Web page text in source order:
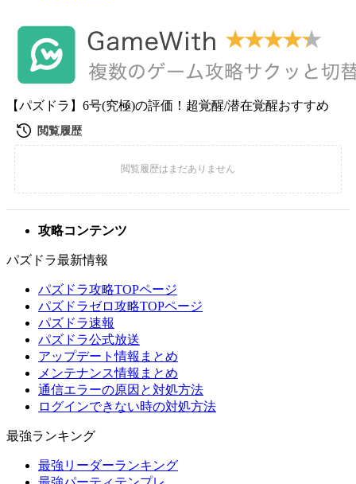
【パズドラ】6号(究極)の評価！超覚醒/潜在覚醒おすすめ
攻略コンテンツ
パズドラ最新情報
パズドラ攻略TOPページ
パズドラゼロ攻略TOPページ
パズドラ速報
パズドラ公式放送
アップデート情報まとめ
メンテナンス情報まとめ
通信エラーの原因と対処方法
ログインできない時の対処方法
最強ランキング
最強リーダーランキング